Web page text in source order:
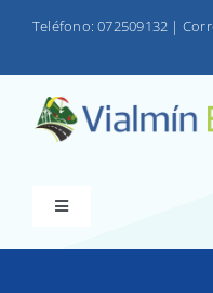
Teléfono: 072509132 |
Toggle
Navigation